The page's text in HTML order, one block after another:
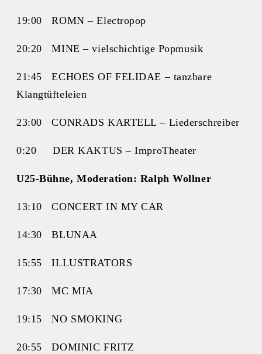
19:00 ROMN – Electropop
20:20 MINE – vielschichtige Popmusik
21:45 ECHOES OF FELIDAE – tanzbare
Klangtüfteleien
23:00 CONRADS KARTELL – Liederschreiber
0:20 DER KAKTUS – ImproTheater
U25-Bühne, Moderation: Ralph Wollner
13:10 CONCERT IN MY CAR
14:30 BLUNAA
15:55 ILLUSTRATORS
17:30 MC MIA
19:15 NO SMOKING
20:55 DOMINIC FRITZ